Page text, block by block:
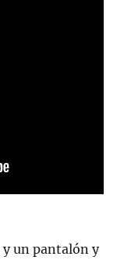
y un pantalón y